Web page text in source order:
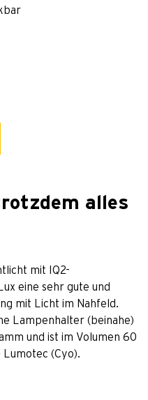
alles
mit IQ2-
eine sehr gute und
mit Licht im Nahfeld.
Lampenhalter (beinahe)
und ist im Volumen 60
(Cyo).